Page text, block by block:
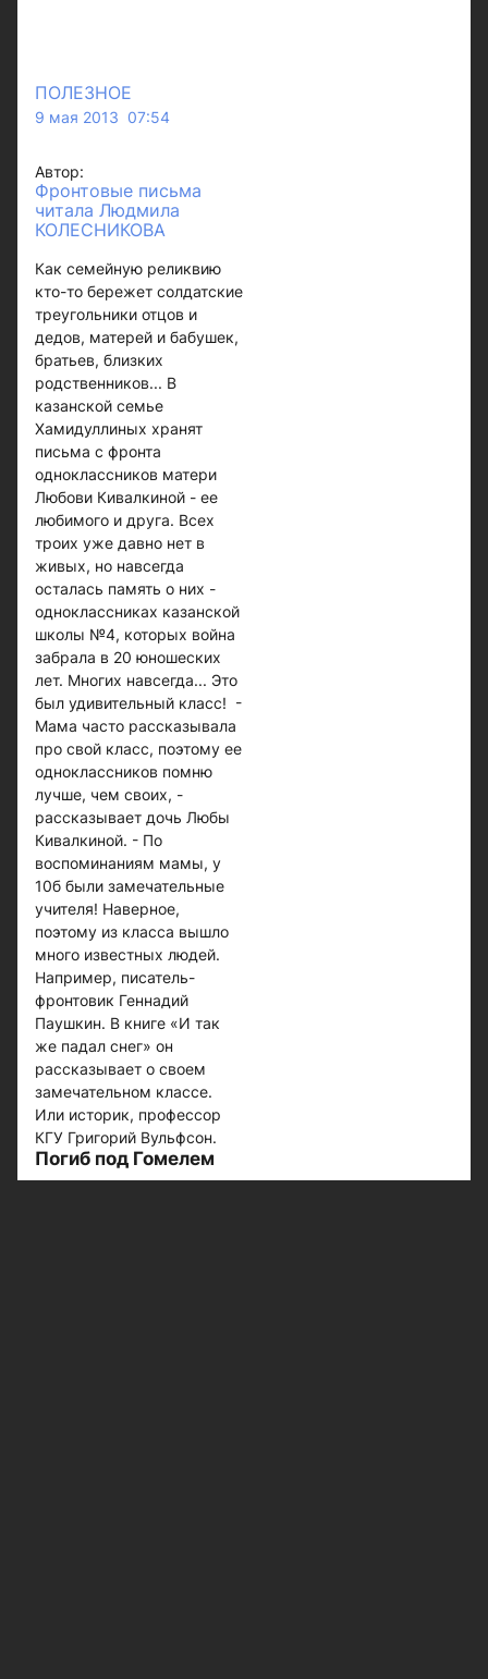
ПОЛЕЗНОЕ
9 мая 2013 07:54
Автор:
Фронтовые письма
читала Людмила
КОЛЕСНИКОВА
Как семейную реликвию
кто-то бережет солдатские
треугольники отцов и
дедов, матерей и бабушек,
братьев, близких
родственников... В
казанской семье
Хамидуллиных хранят
письма с фронта
одноклассников матери
Любови Кивалкиной - ее
любимого и друга. Всех
троих уже давно нет в
живых, но навсегда
осталась память о них -
одноклассниках казанской
школы №4, которых война
забрала в 20 юношеских
лет. Многих навсегда... Это
был удивительный класс! -
Мама часто рассказывала
про свой класс, поэтому ее
одноклассников помню
лучше, чем своих, -
рассказывает дочь Любы
Кивалкиной. - По
воспоминаниям мамы, у
10б были замечательные
учителя! Наверное,
поэтому из класса вышло
много известных людей.
Например, писатель-
фронтовик Геннадий
Паушкин. В книге «И так
же падал снег» он
рассказывает о своем
замечательном классе.
Или историк, профессор
КГУ Григорий Вульфсон.
Погиб под Гомелем